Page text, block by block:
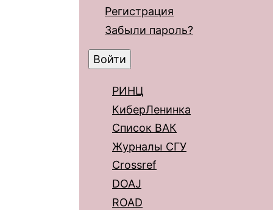
Регистрация
Забыли пароль?
РИНЦ
КиберЛенинка
Список ВАК
Журналы СГУ
Crossref
DOAJ
ROAD